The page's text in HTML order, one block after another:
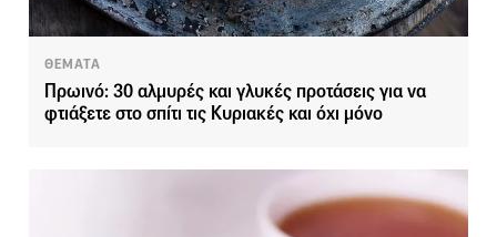
ΘΕΜΑΤΑ
Πρωινό: 30 αλμυρές και γλυκές προτάσεις για να
φτιάξετε στο σπίτι τις Κυριακές και όχι μόνο